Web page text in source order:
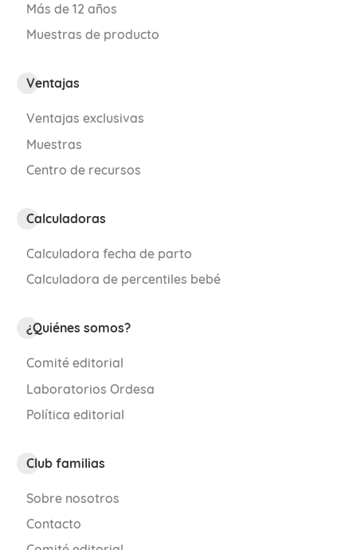
Más de 12 años
Muestras de producto
Ventajas
Ventajas exclusivas
Muestras
Centro de recursos
Calculadoras
Calculadora fecha de parto
Calculadora de percentiles bebé
¿Quiénes somos?
Comité editorial
Laboratorios Ordesa
Política editorial
Club familias
Sobre nosotros
Contacto